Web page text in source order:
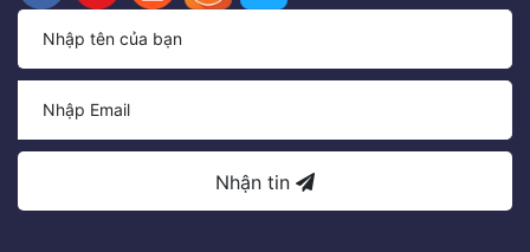
Nhận tin